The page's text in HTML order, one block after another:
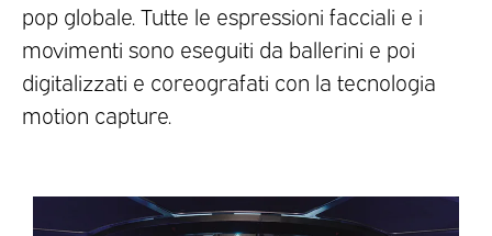
pop globale. Tutte le espressioni facciali e i
movimenti sono eseguiti da ballerini e poi
digitalizzati e coreografati con la tecnologia
motion capture.